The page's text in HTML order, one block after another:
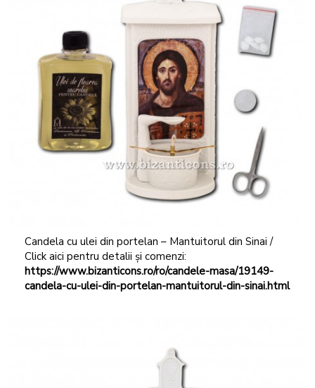
Candela cu ulei din portelan – Mantuitorul din Sinai /
Click aici pentru detalii și comenzi:
https://www.bizanticons.ro/ro/candele-masa/19149-
candela-cu-ulei-din-portelan-mantuitorul-din-sinai.html